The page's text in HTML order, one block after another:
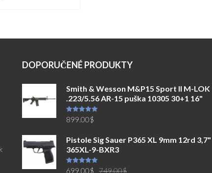
DOPORUČENÉ PRODUKTY
Smith & Wesson M&P15 Sport II M-LOK
.223/5.56 AR-15 puška 10305 30+1 16"
Hodnocení
5.00z 5
899.00$
Pistole Sig Sauer P365 XL 9mm 12rd 3,7"
365XL-9-BXR3
Hodnocení
749.00$
699.00$